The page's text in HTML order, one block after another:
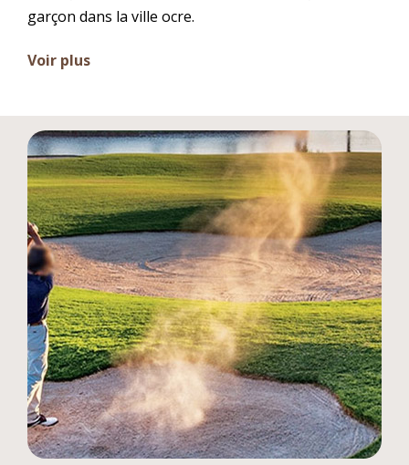
garçon dans la ville ocre.
Voir plus